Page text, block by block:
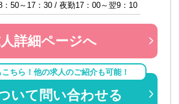
：50～17：30 / 夜勤17：00～翌9：10
詳細ページへ
ちら！他の求人のご紹介も可能！
いて問い合わせる